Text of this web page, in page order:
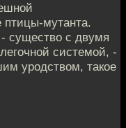
птицы-мутанта.
существо с двумя
системой, -
уродством, такое